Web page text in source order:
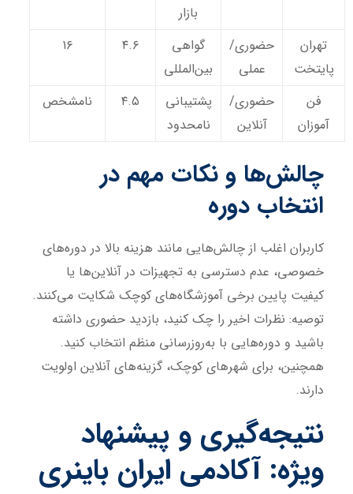
بازار
تهران
پایتخت
حضوری/
عملی
گواهی
بین‌المللی
۴.۶ ۱۶
فن
آموزان
حضوری/
آنلاین
پشتیبانی
نامحدود
۴.۵ نامشخص
چالش‌ها و نکات مهم در
انتخاب دوره
کاربران اغلب از چالش‌هایی مانند هزینه بالا در دوره‌های
خصوصی، عدم دسترسی به تجهیزات در آنلاین‌ها یا
کیفیت پایین برخی آموزشگاه‌های کوچک شکایت می‌کنند.
توصیه: نظرات اخیر را چک کنید، بازدید حضوری داشته
باشید و دوره‌هایی با به‌روزرسانی منظم انتخاب کنید.
همچنین، برای شهرهای کوچک، گزینه‌های آنلاین اولویت
دارند.
نتیجه‌گیری و پیشنهاد
ویژه: آکادمی ایران باینری